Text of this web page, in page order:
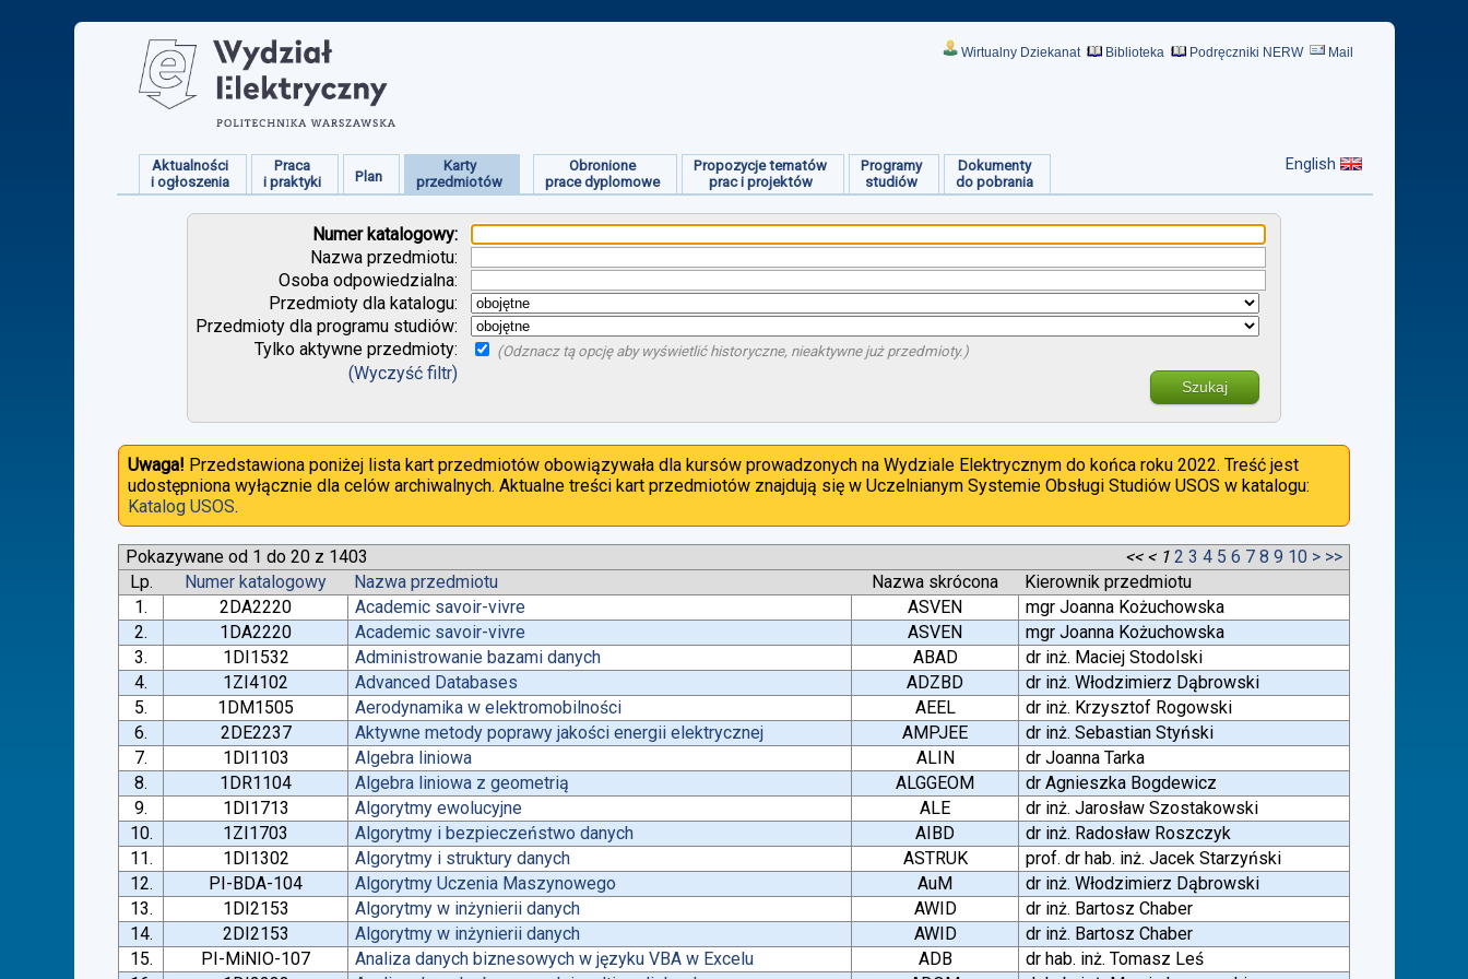
Wirtualny Dziekanat Biblioteka Podręczniki NERW Mail
Aktualności
i ogłoszenia
Praca
i praktyki
Plan
Karty
przedmiotów
Obronione
prace dyplomowe
Propozycje tematów
prac i projektów
Programy
studiów
Dokumenty
do pobrania
English
Numer katalogowy:
Nazwa przedmiotu:
Osoba odpowiedzialna:
Przedmioty dla katalogu:
Przedmioty dla programu studiów:
Tylko aktywne przedmioty:
(Odznacz tą opcję aby wyświetlić historyczne, nieaktywne już przedmioty.)
(Wyczyść filtr)
Szukaj
Uwaga! Przedstawiona poniżej lista kart przedmiotów obowiązywała dla kursów prowadzonych na Wydziale Elektrycznym do końca roku 2022. Treść jest
udostępniona wyłącznie dla celów archiwalnych. Aktualne treści kart przedmiotów znajdują się w Uczelnianym Systemie Obsługi Studiów USOS w katalogu:
Katalog USOS.
Pokazywane od 1 do 20 z 1403 << < 1 2 3 4 5 6 7 8 9 10 > >>
Lp.
Numer katalogowy Nazwa przedmiotu Nazwa skrócona
Kierownik przedmiotu
1.
2DA2220 Academic savoir-vivre ASVEN
mgr Joanna Kożuchowska
2.
1DA2220 Academic savoir-vivre ASVEN
mgr Joanna Kożuchowska
3.
1DI1532 Administrowanie bazami danych ABAD
dr inż. Maciej Stodolski
4.
1ZI4102 Advanced Databases ADZBD
dr inż. Włodzimierz Dąbrowski
5.
1DM1505 Aerodynamika w elektromobilności AEEL
dr inż. Krzysztof Rogowski
6.
2DE2237 Aktywne metody poprawy jakości energii elektrycznej AMPJEE
dr inż. Sebastian Styński
7.
1DI1103 Algebra liniowa ALIN
dr Joanna Tarka
8.
1DR1104 Algebra liniowa z geometrią ALGGEOM
dr Agnieszka Bogdewicz
9.
1DI1713 Algorytmy ewolucyjne ALE
dr inż. Jarosław Szostakowski
10.
1ZI1703 Algorytmy i bezpieczeństwo danych AIBD
dr inż. Radosław Roszczyk
11.
1DI1302 Algorytmy i struktury danych ASTRUK
prof. dr hab. inż. Jacek Starzyński
12.
PI-BDA-104 Algorytmy Uczenia Maszynowego AuM
dr inż. Włodzimierz Dąbrowski
13.
1DI2153 Algorytmy w inżynierii danych AWID
dr inż. Bartosz Chaber
14.
2DI2153 Algorytmy w inżynierii danych AWID
dr inż. Bartosz Chaber
15.
PI-MiNIO-107 Analiza danych biznesowych w języku VBA w Excelu ADB
dr hab. inż. Tomasz Leś